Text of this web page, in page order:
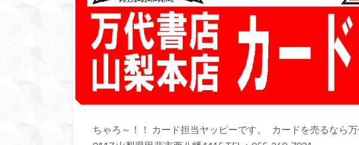
ちゃろ～！！ カード担当ヤッピーです。 カードを売るなら